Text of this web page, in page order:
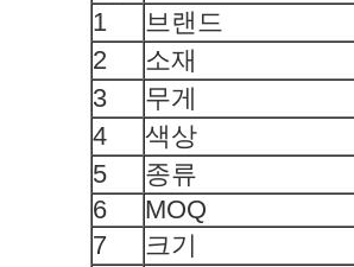
1
브랜드
2
소재
3
무게
4
색상
5
종류
6
MOQ
7
크기